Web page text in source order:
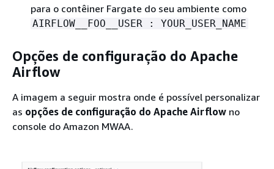
para o contêiner Fargate do seu ambiente como
AIRFLOW__FOO__USER : YOUR_USER_NAME
Opções de configuração do Apache
Airflow
A imagem a seguir mostra onde é possível personalizar
as opções de configuração do Apache Airflow no
console do Amazon MWAA.